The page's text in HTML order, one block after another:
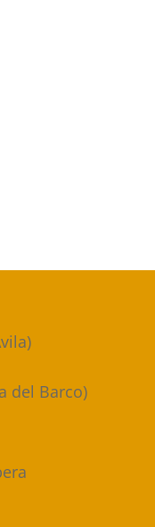
del Barco)